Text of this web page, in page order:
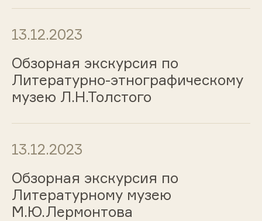
13.12.2023
Обзорная экскурсия по
Литературно-этнографическому
музею Л.Н.Толстого
13.12.2023
Обзорная экскурсия по
Литературному музею
М.Ю.Лермонтова